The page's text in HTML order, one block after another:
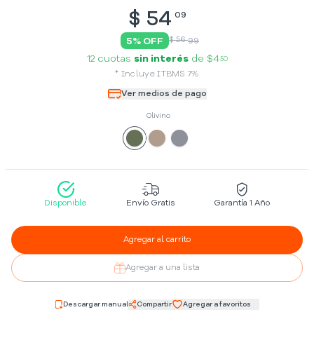
$ 54 09
5% OFF $ 56 99
12 cuotas sin interésde $450
* Incluye ITBMS 7%
Ver medios de pago
Olivino
Disponible Envío Gratis Garantía 1 Año
Agregar al carrito
Agregar a una lista
Descargar manual Compartir Agregar a favoritos